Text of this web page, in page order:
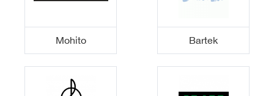
Mohito Bartek